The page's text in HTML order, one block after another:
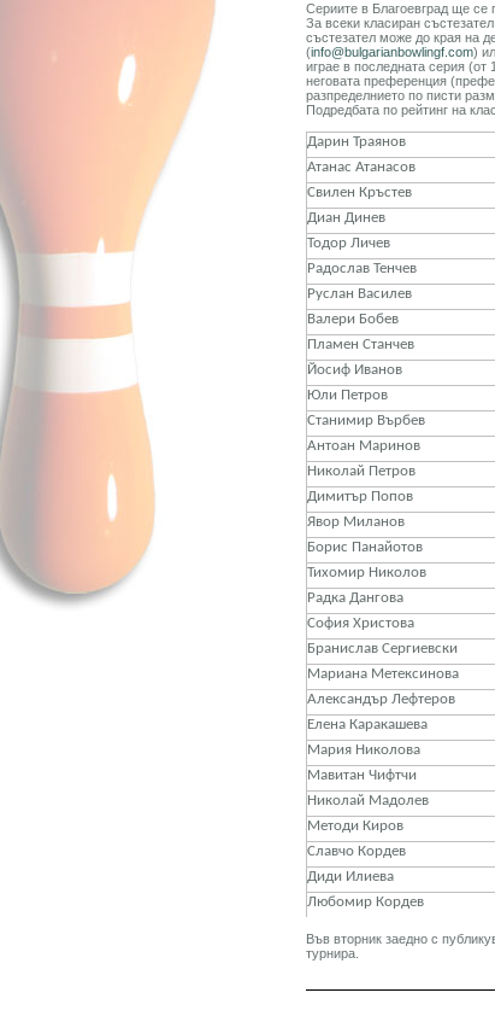
Сериите в Благоевград ще се
За всеки класиран
състезател може до края на
(info@bulgarianbowlingf.com)
играе в последната серия
неговата преференция
разпределнието по писти
Подредбата по рейтинг на
Дарин Траянов
Атанас Атанасов
Свилен Кръстев
Диан Динев
Тодор Личев
Радослав Тенчев
Руслан Василев
Валери Бобев
Пламен Станчев
Йосиф Иванов
Юли Петров
Станимир Върбев
Антоан Маринов
Николай Петров
Димитър Попов
Явор Миланов
Борис Панайотов
Тихомир Николов
Радка Дангова
София Христова
Бранислав Сергиевски
Мариана Метексинова
Александър Лефтеров
Елена Каракашева
Мария Николова
Мавитан Чифтчи
Николай Мадолев
Методи Киров
Славчо Кордев
Диди Илиева
Любомир Кордев
Във вторник заедно с
турнира.